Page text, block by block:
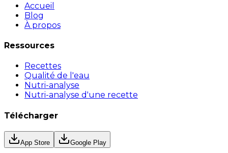
Accueil
Blog
À propos
Ressources
Recettes
Qualité de l'eau
Nutri-analyse
Nutri-analyse d'une recette
Télécharger
App Store Google Play